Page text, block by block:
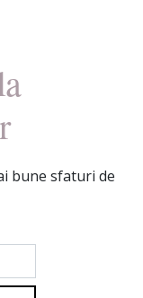
bune sfaturi de
e-mail